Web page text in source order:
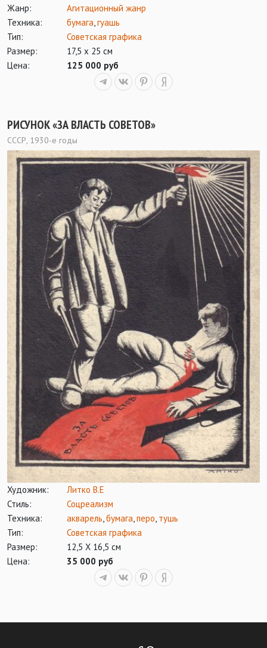
Жанр:
Агитационный жанр
Техника:
бумага,гуашь
Тип:
Советская графика
Размер:
17,5 х 25 см
Цена:
125 000 руб
РИСУНОК «ЗА ВЛАСТЬ СОВЕТОВ»
СССР, 1930-е годы
Художник:
Литко В.Е
Стиль:
Соцреализм
Техника:
акварель,бумага,перо, тушь
Тип:
Советская графика
Размер:
12,5 Х 16,5 см
Цена:
35 000 руб